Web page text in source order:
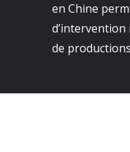
en Chine
d’intervention
de